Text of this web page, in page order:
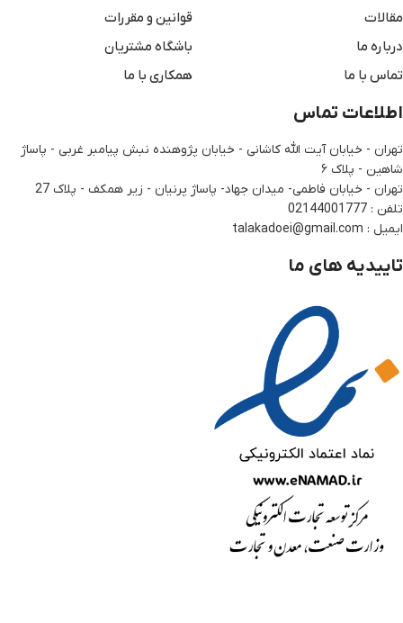
مقالات
درباره ما
تماس با ما
قوانین و مقررات
باشگاه مشتریان
همکاری با ما
اطلاعات تماس
تهران - خیابان آیت الله کاشانی - خیابان پژوهنده نبش پیامبر غربی - پاساژ
شاهین - پلاک ۶
تهران - خیابان فاطمی- میدان جهاد- پاساژ پرنیان - زیر همکف - پلاک 27
تلفن : 02144001777
ایمیل : talakadoei@gmail.com
تاییدیه های ما